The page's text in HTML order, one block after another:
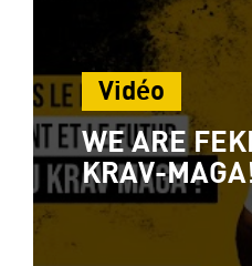
Vidéo
WE ARE
KRAV-